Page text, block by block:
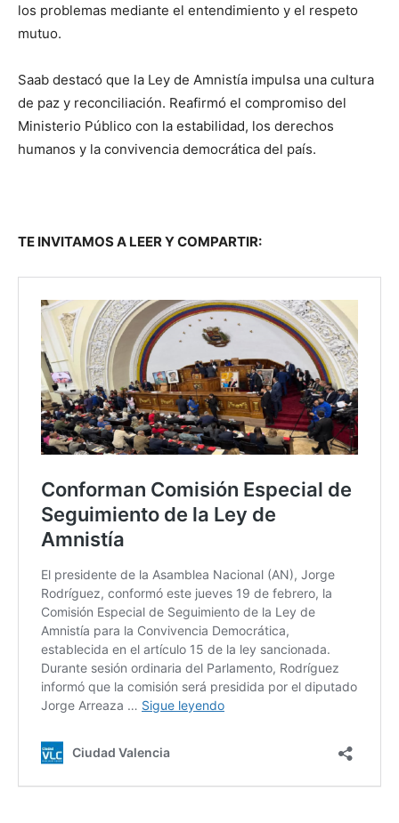
los problemas mediante el entendimiento y el respeto
mutuo.
Saab destacó que la Ley de Amnistía impulsa una cultura
de paz y reconciliación. Reafirmó el compromiso del
Ministerio Público con la estabilidad, los derechos
humanos y la convivencia democrática del país.
TE INVITAMOS A LEER Y COMPARTIR: